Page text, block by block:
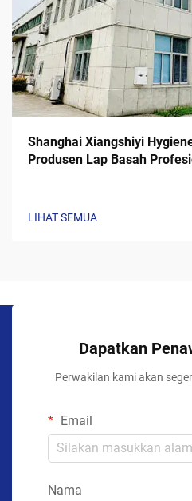
Shanghai Xiangshiyi
Produsen Lap Basah
LIHAT SEMUA
Dapatkan
Perwakilan kami akan
Email
Nama